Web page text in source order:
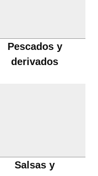
Pescados y
derivados
Salsas y